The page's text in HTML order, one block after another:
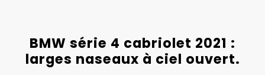
BMW série 4 cabriolet 2021 :
larges naseaux à ciel ouvert.